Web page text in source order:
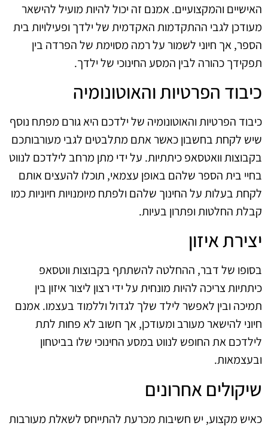
האישיים והמקצועיים. אמנם זה יכול להיות מועיל להישאר
מעודכן לגבי ההתקדמות האקדמית של ילדך ופעילויות בית
הספר, אך חיוני לשמור על רמה מסוימת של הפרדה בין
תפקידך כהורה לבין המסע החינוכי של ילדך.
כיבוד הפרטיות והאוטונומיה
כיבוד הפרטיות והאוטונומיה של ילדכם היא גורם מפתח נוסף
שיש לקחת בחשבון כאשר אתם מתלבטים לגבי מעורבותכם
בקבוצות וואטסאפ כיתתיות. על ידי מתן מרחב לילדכם לנווט
בחיי בית הספר שלהם באופן עצמאי, תוכלו להעצים אותם
לקחת בעלות על החינוך שלהם ולפתח מיומנויות חיוניות כמו
קבלת החלטות ופתרון בעיות.
יצירת איזון
בסופו של דבר, ההחלטה להשתתף בקבוצות ווטסאפ
כיתתיות צריכה להיות מונחית על ידי רצון ליצור איזון בין
תמיכה ובין לאפשר לילד שלך לגדול וללמוד בעצמו. אמנם
חיוני להישאר מעורב ומעודכן, אך חשוב לא פחות לתת
לילדכם את החופש לנווט במסע החינוכי שלו בביטחון
ובעצמאות.
שיקולים אחרונים
כאיש מקצוע, יש חשיבות מכרעת להתייחס לשאלת מעורבות